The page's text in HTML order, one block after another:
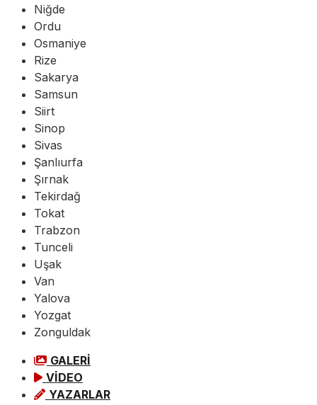
Niğde
Ordu
Osmaniye
Rize
Sakarya
Samsun
Siirt
Sinop
Sivas
Şanlıurfa
Şırnak
Tekirdağ
Tokat
Trabzon
Tunceli
Uşak
Van
Yalova
Yozgat
Zonguldak
GALERİ
VİDEO
YAZARLAR